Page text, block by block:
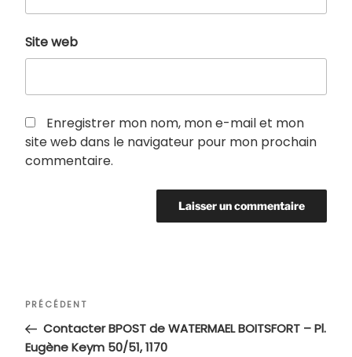
Site web
Enregistrer mon nom, mon e-mail et mon
site web dans le navigateur pour mon prochain
commentaire.
Navigation
l’article
Article
précédent
PRÉCÉDENT
Contacter BPOST de WATERMAEL BOITSFORT – Pl.
Eugène Keym 50/51, 1170